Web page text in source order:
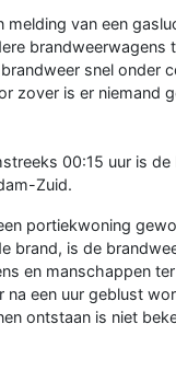
van een
snel onder
zover is er niemand
00:15 uur is
Zuid.
portiekwoning
brand, is de
en manschappen
een uur geblust
ontstaan is niet